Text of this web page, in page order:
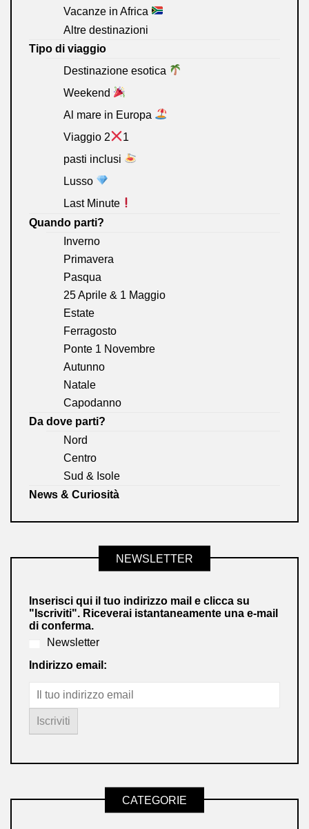
Vacanze in Africa
Altre destinazioni
Tipo di viaggio
Destinazione esotica
Weekend
Al mare in Europa
Viaggio 2
1
pasti inclusi
Lusso
Last Minute
Quando parti?
Inverno
Primavera
Pasqua
25 Aprile & 1 Maggio
Estate
Ferragosto
Ponte 1 Novembre
Autunno
Natale
Capodanno
Da dove parti?
Nord
Centro
Sud & Isole
News & Curiosità
NEWSLETTER
Inserisci qui il tuo indirizzo mail e clicca su
"Iscriviti". Riceverai istantaneamente una e-mail
di conferma.
Newsletter
Indirizzo email:
CATEGORIE